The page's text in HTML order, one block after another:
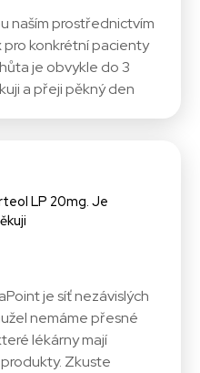
naším prostřednictvím
konkrétní pacienty
je obvykle do 3
a přeji pěkný den
LP 20mg. Je
je síť nezávislých
nemáme přesné
lékárny mají
Zkuste